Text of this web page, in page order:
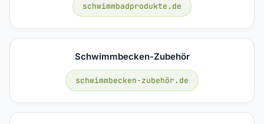
schwimmbadprodukte.de
Schwimmbecken-Zubehör
schwimmbecken-zubehör.de